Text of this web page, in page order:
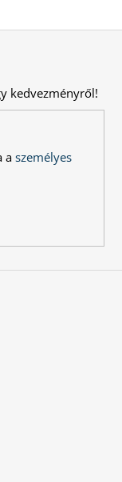
kedvezményről!
aszemélyes